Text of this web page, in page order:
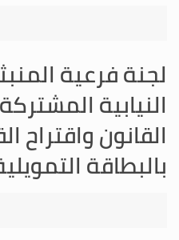
لجنة فرعية
النيابية
القانون واقتراح
بالبطاقة